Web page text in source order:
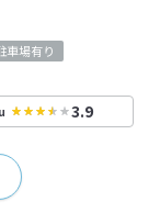
車場有り
3.9